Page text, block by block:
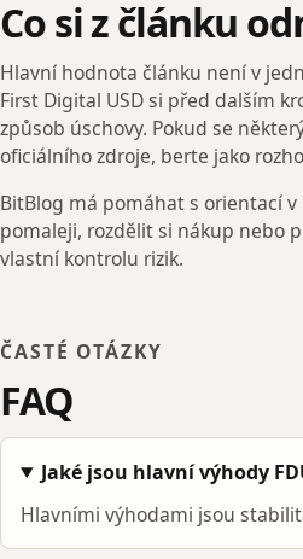
Co si z článku
Hlavní hodnota článku není v
First Digital USD si před dalším
způsob úschovy. Pokud se
oficiálního zdroje, berte jako
BitBlog má pomáhat s orientací
pomaleji, rozdělit si nákup nebo
vlastní kontrolu rizik.
ČASTÉ OTÁZKY
FAQ
Jaké jsou hlavní výhody
Hlavními výhodami jsou